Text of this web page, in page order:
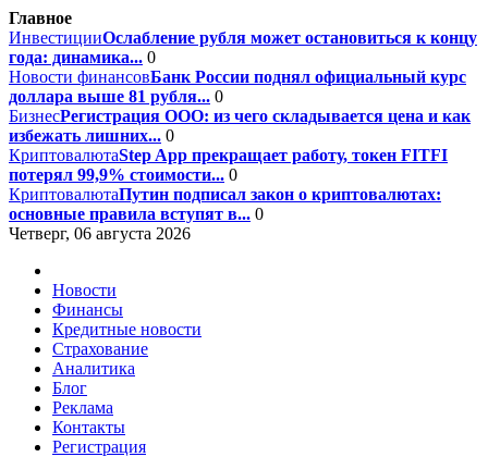
Главное
ИнвестицииОслабление рубля может остановиться к концу
года: динамика... 0
Новости финансовБанк России поднял официальный курс
доллара выше 81 рубля... 0
БизнесРегистрация ООО: из чего складывается цена и как
избежать лишних... 0
КриптовалютаStep App прекращает работу, токен FITFI
потерял 99,9% стоимости... 0
КриптовалютаПутин подписал закон о криптовалютах:
основные правила вступят в... 0
Четверг, 06 августа 2026
Новости
Финансы
Кредитные новости
Страхование
Аналитика
Блог
Реклама
Контакты
Регистрация